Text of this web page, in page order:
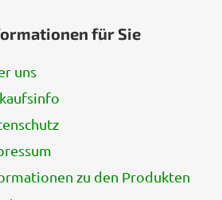
für Sie
uns
zu den Produkten